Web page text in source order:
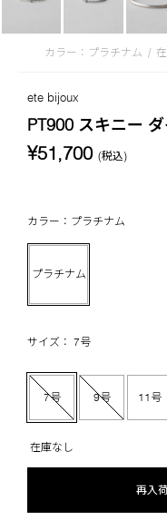
カラー：プラチナム /
ete bijoux
PT900 スキニー
¥51,700 (税込)
カラー：プラチナム
プラチナム
サイズ： 7号
7号 9号 11号
在庫なし
再入